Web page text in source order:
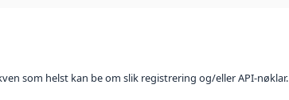
som helst kan be om slik registrering og/eller API-nøklar.